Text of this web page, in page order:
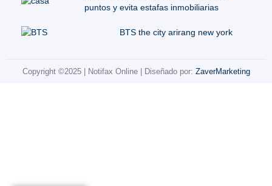
puntos y evita estafas inmobiliarias
BTS the city arirang new york
Copyright ©2025 | Notifax Online | Diseñado por: ZaverMarketing